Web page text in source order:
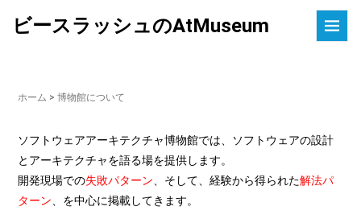
ビースラッシュのAtMuseum
ホーム > 博物館について
ソフトウェアアーキテクチャ博物館では、ソフトウェアの設計
とアーキテクチャを語る場を提供します。
開発現場での失敗パターン 、そして、経験から得られた解法パ
ターン 、を中心に掲載してきます。